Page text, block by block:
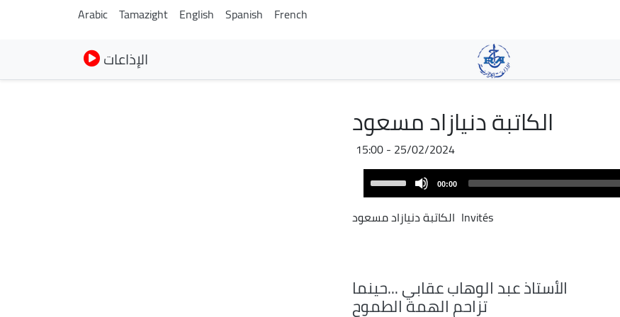
main
content
Arabic Tamazight English Spanish French
الإذاعات
الكاتبة دنيازاد مسعود
25/02/2024 - 15:00
Player
00:00
keys
decrease
volume.
Invités الكاتبة دنيازاد مسعود
الأستاذ عبد الوهاب عقابي ...حينما
تزاحم الهمة الطموح